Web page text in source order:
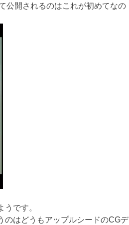
公開されるのはこれが初めてなの
です。
のはどうもアップルシードのCGデ